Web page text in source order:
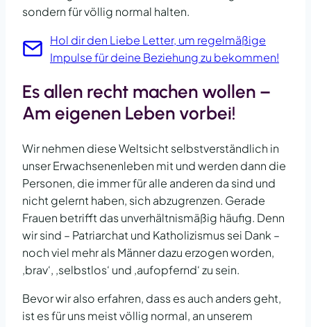
sondern für völlig normal halten.
Hol dir den Liebe Letter, um regelmäßige
Impulse für deine Beziehung zu bekommen!
Es allen recht machen wollen –
Am eigenen Leben vorbei!
Wir nehmen diese Weltsicht selbstverständlich in
unser Erwachsenenleben mit und werden dann die
Personen, die immer für alle anderen da sind und
nicht gelernt haben, sich abzugrenzen. Gerade
Frauen betrifft das unverhältnismäßig häufig. Denn
wir sind – Patriarchat und Katholizismus sei Dank –
noch viel mehr als Männer dazu erzogen worden,
‚brav‘, ‚selbstlos‘ und ‚aufopfernd‘ zu sein.
Bevor wir also erfahren, dass es auch anders geht,
ist es für uns meist völlig normal, an unserem